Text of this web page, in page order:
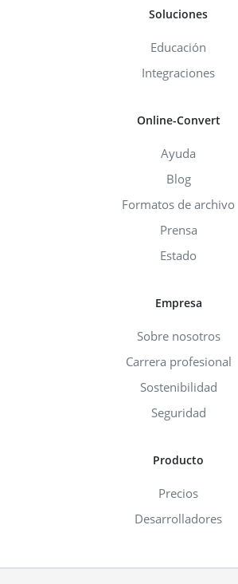
Soluciones
Educación
Integraciones
Online-Convert
Ayuda
Blog
Formatos de archivo
Prensa
Estado
Empresa
Sobre nosotros
Carrera profesional
Sostenibilidad
Seguridad
Producto
Precios
Desarrolladores